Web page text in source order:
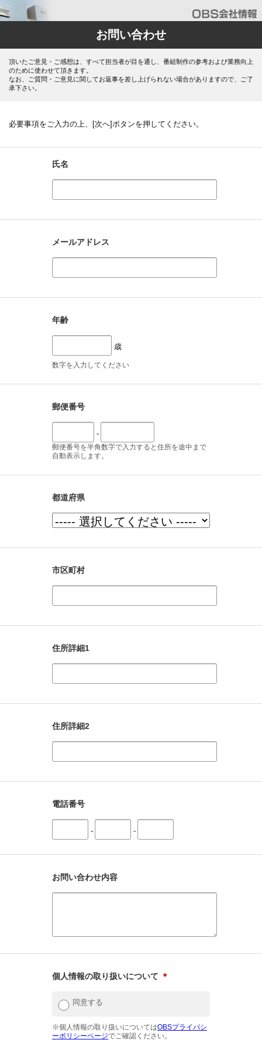
お問い合わせ
頂いたご意見・ご感想は、すべて担当者が目を通し、番組制作の参考および業務向上
のために使わせて頂きます。
なお、ご質問・ご意見に関してお返事を差し上げられない場合がありますので、ご了
承下さい。
必要事項をご入力の上、[次へ]ボタンを押してください。
氏名
メールアドレス
年齢
歳
数字を入力してください
郵便番号
-
郵便番号を半角数字で入力すると住所を途中まで
自動表示します。
都道府県
市区町村
住所詳細1
住所詳細2
電話番号
- -
お問い合わせ内容
個人情報の取り扱いについて ＊
同意する
※個人情報の取り扱いについてはOBSプライバシ
ーポリシーページでご確認ください。